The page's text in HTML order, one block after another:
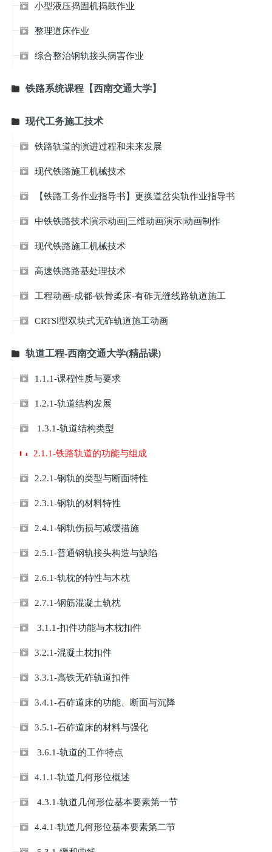
 小型液压捣固机捣鼓作业
 整理道床作业
 综合整治钢轨接头病害作业
 铁路系统课程【西南交通大学】
 现代工务施工技术
 铁路轨道的演进过程和未来发展
 现代铁路施工机械技术
 【铁路工务作业指导书】更换道岔尖轨作业指导书
 中铁铁路技术演示动画|三维动画演示|动画制作
 现代铁路施工机械技术
 高速铁路路基处理技术
 工程动画-成都-铁骨柔床-有砟无缝线路轨道施工
 CRTSⅠ型双块式无砟轨道施工动画
 轨道工程-西南交通大学(精品课)
 1.1.1-课程性质与要求
 1.2.1-轨道结构发展
 1.3.1-轨道结构类型
2.1.1-铁路轨道的功能与组成
 2.2.1-钢轨的类型与断面特性
 2.3.1-钢轨的材料特性
 2.4.1-钢轨伤损与减缓措施
 2.5.1-普通钢轨接头构造与缺陷
 2.6.1-轨枕的特性与木枕
 2.7.1-钢筋混凝土轨枕
 3.1.1-扣件功能与木枕扣件
 3.2.1-混凝土枕扣件
 3.3.1-高铁无砟轨道扣件
 3.4.1-石砟道床的功能、断面与沉降
 3.5.1-石砟道床的材料与强化
 3.6.1-轨道的工作特点
 4.1.1-轨道几何形位概述
 4.3.1-轨道几何形位基本要素第一节
 4.4.1-轨道几何形位基本要素第二节